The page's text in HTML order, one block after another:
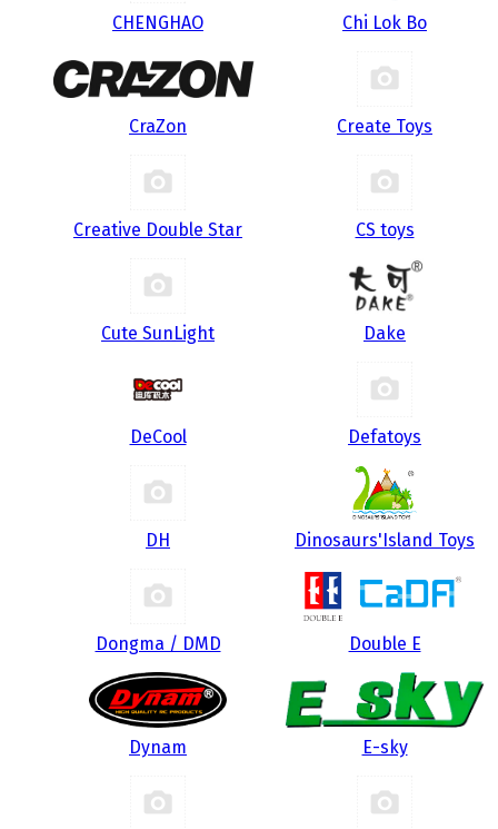
CHENGHAO Chi Lok Bo
CraZon Create Toys
Creative Double Star CS toys
Cute SunLight Dake
DeCool Defatoys
DH Dinosaurs'Island Toys
Dongma / DMD Double E
Dynam E-sky